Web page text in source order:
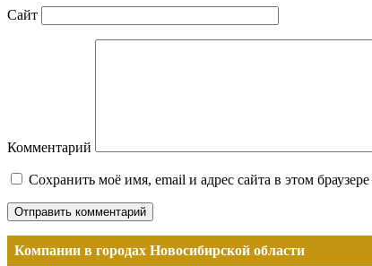
Сайт
Комментарий
Сохранить моё имя, email и адрес сайта в этом
Компании в городах Новосибирской области